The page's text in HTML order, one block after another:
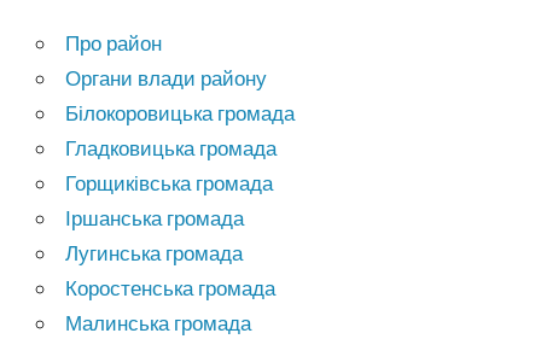
Про район
Органи влади району
Білокоровицька громада
Гладковицька громада
Горщиківська громада
Іршанська громада
Лугинська громада
Коростенська громада
Малинська громада